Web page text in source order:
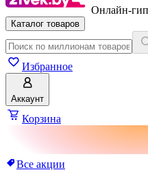
Онлайн-
Каталог товаров
Избранное
Аккаунт
Корзина
Все акции